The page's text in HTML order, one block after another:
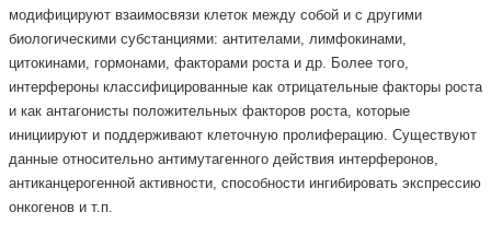
модифицируют взаимосвязи клеток между собой и с другими
биологическими субстанциями: антителами, лимфокинами,
цитокинами, гормонами, факторами роста и др. Более того,
интерфероны классифицированные как отрицательные факторы роста
и как антагонисты положительных факторов роста, которые
инициируют и поддерживают клеточную пролиферацию. Существуют
данные относительно антимутагенного действия интерферонов,
антиканцерогенной активности, способности ингибировать экспрессию
онкогенов и т.п.